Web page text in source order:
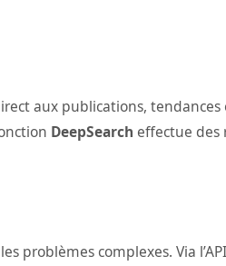
aux publications,
DeepSearch effectue des
problèmes complexes. Via